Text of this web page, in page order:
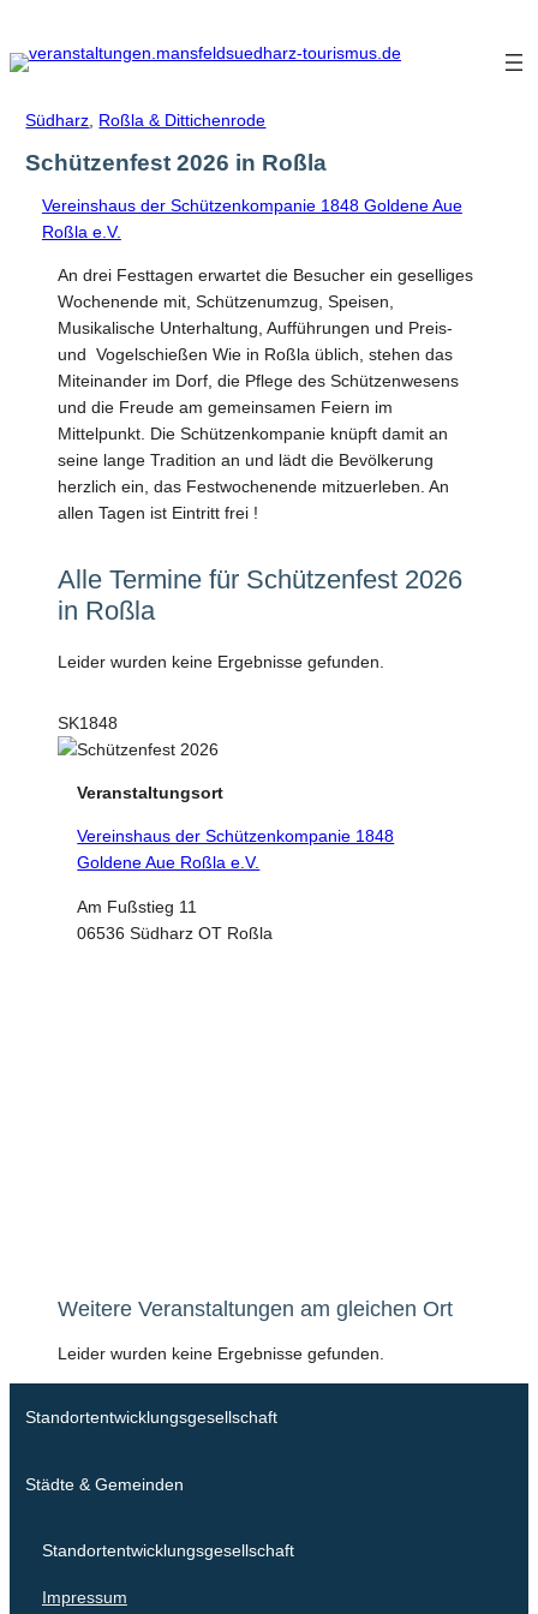
Inhalt
springen
Südharz Roßla & Dittichenrode
Schützenfest 2026 in Roßla
Vereinshaus der Schützenkompanie 1848 Goldene Aue
Roßla e.V.
An drei Festtagen erwartet die Besucher ein geselliges
Wochenende mit, Schützenumzug, Speisen,
Musikalische Unterhaltung, Aufführungen und Preis-
und Vogelschießen Wie in Roßla üblich, stehen das
Miteinander im Dorf, die Pflege des Schützenwesens
und die Freude am gemeinsamen Feiern im
Mittelpunkt. Die Schützenkompanie knüpft damit an
seine lange Tradition an und lädt die Bevölkerung
herzlich ein, das Festwochenende mitzuerleben. An
allen Tagen ist Eintritt frei !
Alle Termine für Schützenfest 2026
in Roßla
Leider wurden keine Ergebnisse gefunden.
SK1848
Veranstaltungsort
Vereinshaus der Schützenkompanie 1848
Goldene Aue Roßla e.V.
Am Fußstieg 11
06536 Südharz OT Roßla
Weitere Veranstaltungen am gleichen Ort
Leider wurden keine Ergebnisse gefunden.
Standortentwicklungsgesellschaft
Städte & Gemeinden
Standortentwicklungsgesellschaft
Impressum